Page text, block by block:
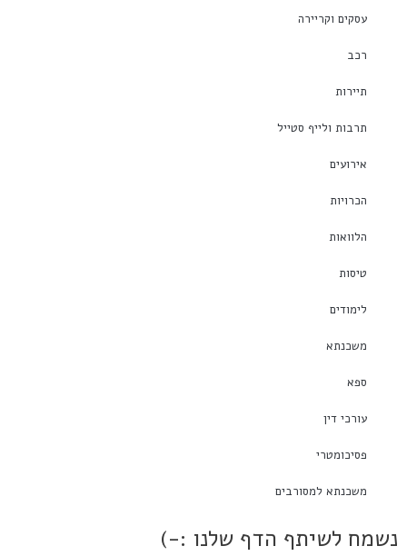
עסקים וקריירה
רכב
תיירות
תרבות ולייף סטייל
אירועים
הכרויות
הלוואות
טיסות
לימודים
משכנתא
ספא
עורכי דין
פסיכומטרי
משכנתא למסורבים
נשמח לשיתף הדף שלנו :-)